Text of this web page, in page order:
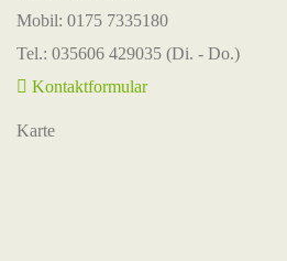
Mobil: 0175 7335180
Tel.: 035606 429035 (Di. - Do.)
Kontaktformular
Karte